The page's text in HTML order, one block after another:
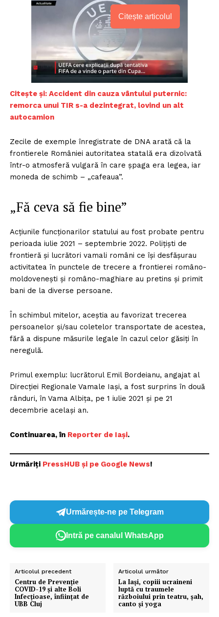
Citește articolul
Citește și: Accident din cauza vântului puternic:
remorca unui TIR s-a dezintegrat, lovind un alt
autocamion
Zecile de exemple înregistrate de DNA arată că la
frontierele României autoritatea statală era dizolvată
într-o atmosferă vulgară în care șpaga era legea, iar
moneda de schimb – „cafeaua”.
„Fă ceva să fie bine”
Acțiunile funcționarilor statului au fost probate pentru
perioada iulie 2021 – septembrie 2022. Polițiști de
frontieră și lucrători vamali români ce își desfășurau
activitatea în punctele de trecere a frontierei româno-
moldovenești și româno-maghiare au pretins și primit
bani de la diverse persoane.
În schimbul mitelor, aceștia au favorizat trecerea
persoanelor și/sau coletelor transportate de acestea,
fără a dispune măsurile legale în cazul celor găsiți în
neregulă.
Primul exemplu: lucrătorul Emil Bordeianu, angajat al
Direcției Regionale Vamale Iași, a fost surprins în două
rânduri, în Vama Albița, pe 1 iulie 2021 și pe 21
decembrie același an.
Continuarea, în Reporter de Iași.
Urmăriți PressHUB și pe Google News!
Urmărește-ne pe Telegram
Intră pe canalul WhatsApp
Articolul precedent
Centru de Prevenție
COVID-19 și alte Boli
Infecțioase, înființat de
UBB Cluj
Articolul următor
La Iași, copiii ucraineni
luptă cu traumele
războiului prin teatru, șah,
canto și yoga